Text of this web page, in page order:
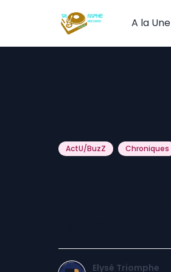
A la Une
ActU/BuzZ Chroniques
Elysé Triomphe